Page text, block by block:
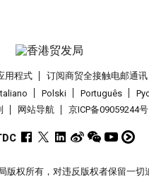
用程式 订阅商贸全接触电邮通讯
Polski Português
网站导航 京ICP备09059244号
版权所有，对违反版权者保留一切